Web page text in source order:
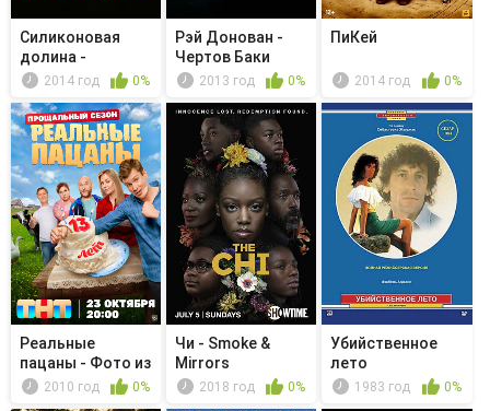
Силиконовая
долина -
Обязательный
2014 год 0%
Рэй Донован -
Чертов Баки
Дент2013 год 0%
ПиКей
2014 год 0%
Реальные
пацаны - Фото из
Владивостока
2010 год 0%
Чи - Smoke &
Mirrors
2018 год 0%
Убийственное
лето
1983 год 0%